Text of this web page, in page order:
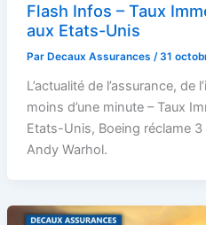
Flash Infos – Taux
aux Etats-Unis
Par Decaux Assurances /31
L’actualité de l’assurance, de
moins d’une minute – Taux
Etats-Unis, Boeing réclame
Andy Warhol.